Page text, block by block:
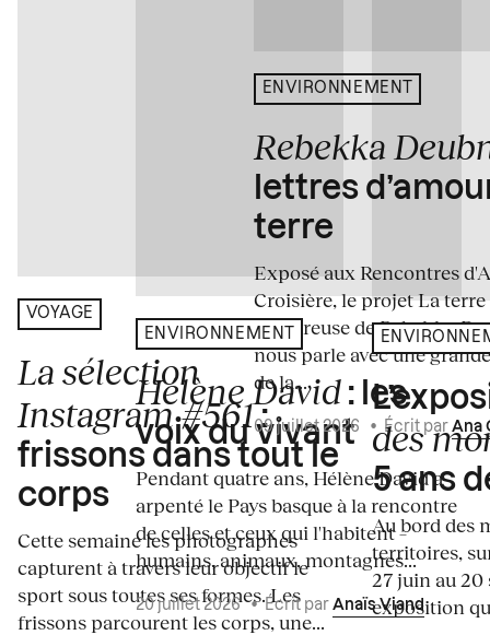
VOYAGE
La sélection
Instagram #561:
frissons dans tout le
corps
Cette semaine les photographes
capturent à travers leur objectif le
sport sous toutes ses formes. Les
frissons parcourent les corps, une...
ENVIRONNEMENT
Hélène David : les
voix du vivant
Pendant quatre ans, Hélène David a
arpenté le Pays basque à la rencontre
de celles et ceux qui l'habitent –
humains, animaux, montagnes...
20 juillet 2026•Écrit par Anaïs Viand
ENVIRONNEMENT
Rebekka
lettres
terre
Exposé aux Rencontres
Croisière, le projet La terre
amoureuse de Rebekka
nous parle avec une
de la...
09 juillet 2026 • Écrit par Ana
des
5 ans
Au bord des
territoires,
27 juin au 20
exposition